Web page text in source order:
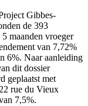
Gibbes-
de 393
maanden vroeger
van 7,72%
6%. Naar aanleiding
dit dossier
geplaatst met
rue du Vieux
7,5%.